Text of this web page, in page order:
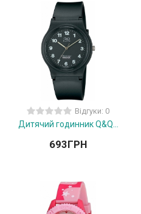
Відгуки: 0
Дитячий годинник Q&Q...
693ГРН